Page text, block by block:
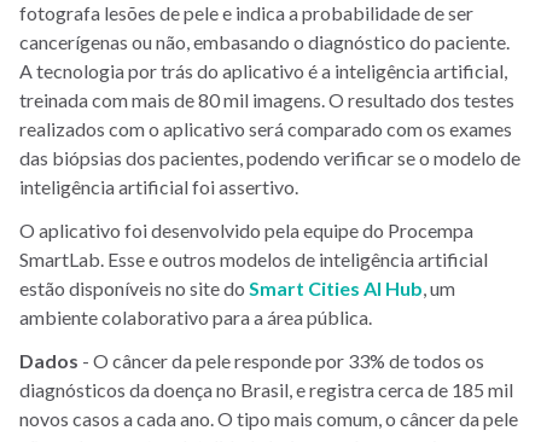
fotografa lesões de pele e indica a probabilidade de ser
cancerígenas ou não, embasando o diagnóstico do paciente.
A tecnologia por trás do aplicativo é a inteligência artificial,
treinada com mais de 80 mil imagens. O resultado dos testes
realizados com o aplicativo será comparado com os exames
das biópsias dos pacientes, podendo verificar se o modelo de
inteligência artificial foi assertivo.
O aplicativo foi desenvolvido pela equipe do Procempa
SmartLab. Esse e outros modelos de inteligência artificial
estão disponíveis no site do Smart Cities AI Hub, um
ambiente colaborativo para a área pública.
Dados - O câncer da pele responde por 33% de todos os
diagnósticos da doença no Brasil, e registra cerca de 185 mil
novos casos a cada ano. O tipo mais comum, o câncer da pele